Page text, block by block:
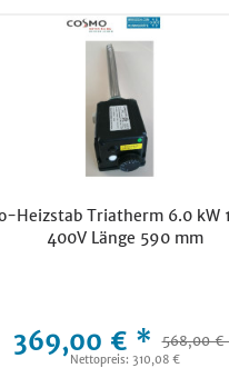
Heizstab Triatherm 6.0 kW
400V Länge 590 mm
369,00 € * 568,00 €
Nettopreis: 310,08 €